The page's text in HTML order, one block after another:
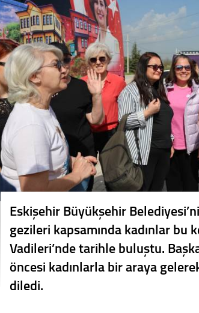
Eskişehir Büyükşehir
gezileri kapsamında kadınlar bu
Vadileri’nde tarihle buluştu.
öncesi kadınlarla bir araya
diledi.